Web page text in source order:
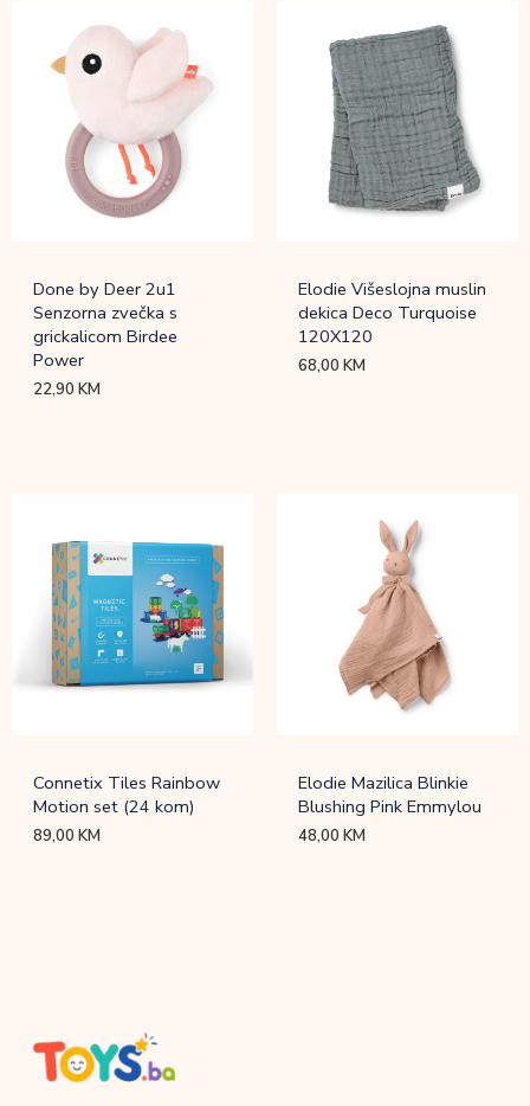
Done by Deer 2u1
Senzorna zvečka s
grickalicom Birdee
Power
22,90KM
Elodie Višeslojna muslin
dekica Deco Turquoise
120X120
68,00KM
Connetix Tiles Rainbow
Motion set (24 kom)
89,00KM
Elodie Mazilica Blinkie
Blushing Pink Emmylou
48,00KM